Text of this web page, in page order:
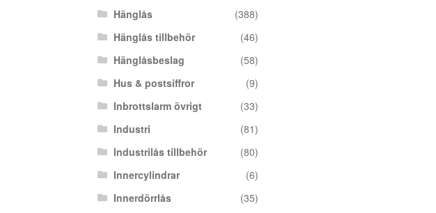
Hänglås
(388)
Hänglås tillbehör
(46)
Hänglåsbeslag
(58)
Hus & postsiffror
(9)
Inbrottslarm övrigt
(33)
Industri
(81)
Industrilås tillbehör
(80)
Innercylindrar
(6)
Innerdörrlås
(35)